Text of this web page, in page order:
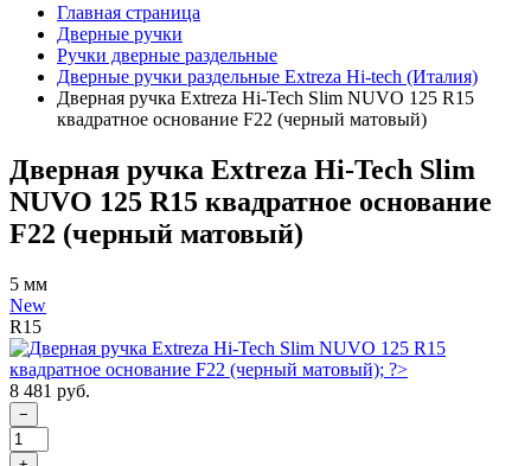
Главная страница
Дверные ручки
Ручки дверные раздельные
Дверные ручки раздельные Extreza Hi-tech (Италия)
Дверная ручка Extreza Hi-Tech Slim NUVO 125 R15
квадратное основание F22 (черный матовый)
Дверная ручка Extreza Hi-Tech Slim
NUVO 125 R15 квадратное основание
F22 (черный матовый)
5 мм
New
R15
8 481 руб.
−